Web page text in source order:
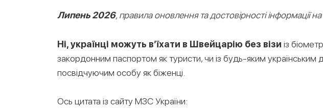
Липень 2026, правила оновлення та достовірності інформації на
Ні, українці можуть в’їхати в Швейцарію без візи із
закордонним паспортом як туристи, чи із будь-яким українським
посвідчуючим особу як біженці.
Ось цитата із сайту МЗС України: